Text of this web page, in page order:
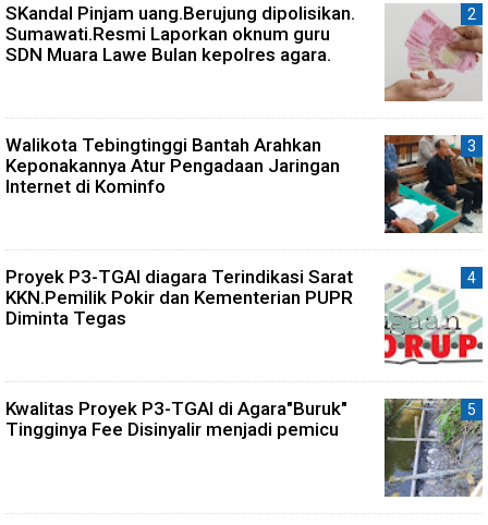
SKandal Pinjam uang.Berujung dipolisikan.
Sumawati.Resmi Laporkan oknum guru
SDN Muara Lawe Bulan kepolres agara.
Walikota Tebingtinggi Bantah Arahkan
Keponakannya Atur Pengadaan Jaringan
Internet di Kominfo
Proyek P3-TGAI diagara Terindikasi Sarat
KKN.Pemilik Pokir dan Kementerian PUPR
Diminta Tegas
Kwalitas Proyek P3-TGAI di Agara"Buruk"
Tingginya Fee Disinyalir menjadi pemicu